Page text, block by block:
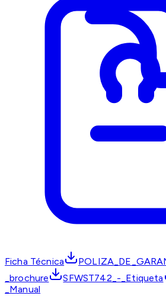
Ficha Técnica
_brochure
SFWST742_-_Etiqueta
_Manual